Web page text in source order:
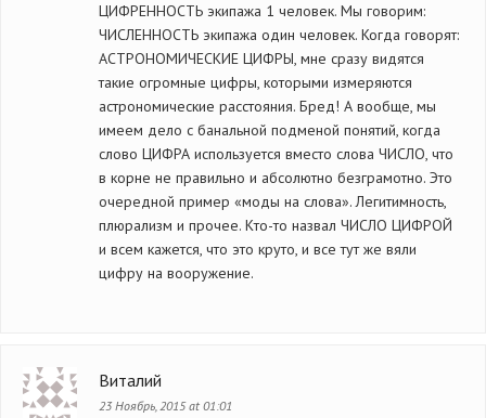
ЦИФРЕННОСТЬ экипажа 1 человек. Мы говорим:
ЧИСЛЕННОСТЬ экипажа один человек. Когда говорят:
АСТРОНОМИЧЕСКИЕ ЦИФРЫ, мне сразу видятся
такие огромные цифры, которыми измеряются
астрономические расстояния. Бред! А вообще, мы
имеем дело с банальной подменой понятий, когда
слово ЦИФРА используется вместо слова ЧИСЛО, что
в корне не правильно и абсолютно безграмотно. Это
очередной пример «моды на слова». Легитимность,
плюрализм и прочее. Кто-то назвал ЧИСЛО ЦИФРОЙ
и всем кажется, что это круто, и все тут же вяли
цифру на вооружение.
Виталий
23 Ноябрь, 2015 at 01:01